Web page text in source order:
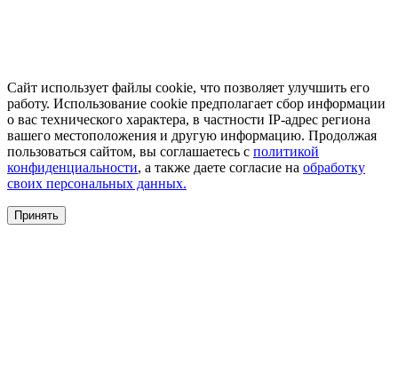
Сайт использует файлы cookie, что позволяет улучшить его
работу. Использование cookie предполагает сбор информации
о вас технического характера, в частности IP-адрес региона
вашего местоположения и другую информацию. Продолжая
пользоваться сайтом, вы соглашаетесь с политикой
конфиденциальности, а также даете согласие на обработку
своих персональных данных.
Принять